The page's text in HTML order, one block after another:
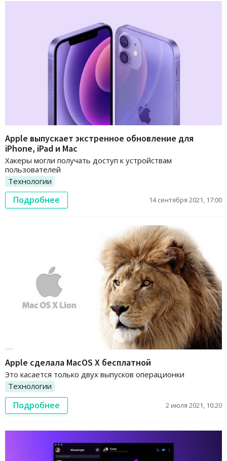
Apple выпускает экстренное обновление для
iPhone, iPad и Mac
Хакеры могли получать доступ к устройствам
пользователей
Технологии
Подробнее 14 сентября 2021, 17:00
Apple сделала MacOS X бесплатной
Это касается только двух выпусков операционки
Технологии
Подробнее 2 июля 2021, 10:20